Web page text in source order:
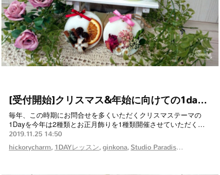
[受付開始]クリスマス&年始に向けての1da…
毎年、この時期にお問合せを多くいただくクリスマステーマの
1Dayを今年は2種類とお正月飾りを1種類開催させていただく…
2019.11.25 14:50
hickorycharm 1DAYレッスン ginkona Studio Paradis FLOWERS